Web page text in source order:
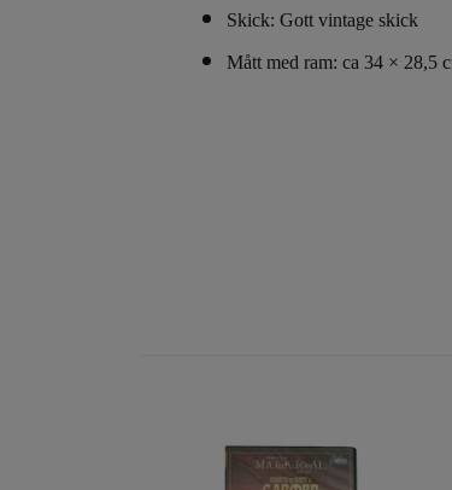
Skick: Gott vintage skick
Mått med ram: ca 34 × 28,5